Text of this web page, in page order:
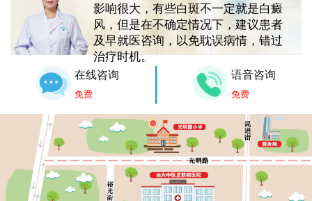
影响很大，有些白斑不一定就是白癜
风，但是在不确定情况下，建议患者
及早就医咨询，以免耽误病情，错过
治疗时机。
在线咨询
免费
语音咨询
免费